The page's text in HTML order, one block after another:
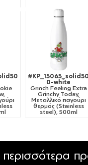
#KP_15065_solid50
0-white
Grinch Feeling Extra
Grinchy Today,
Μεταλλικό παγούρι
θερμός (Stainless
steel), 500ml
περισσότερα